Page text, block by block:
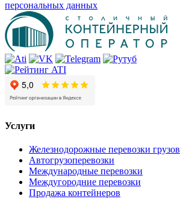
персональных данных
Услуги
Железнодорожные перевозки грузов
Автогрузоперевозки
Международные перевозки
Междугородние перевозки
Продажа контейнеров